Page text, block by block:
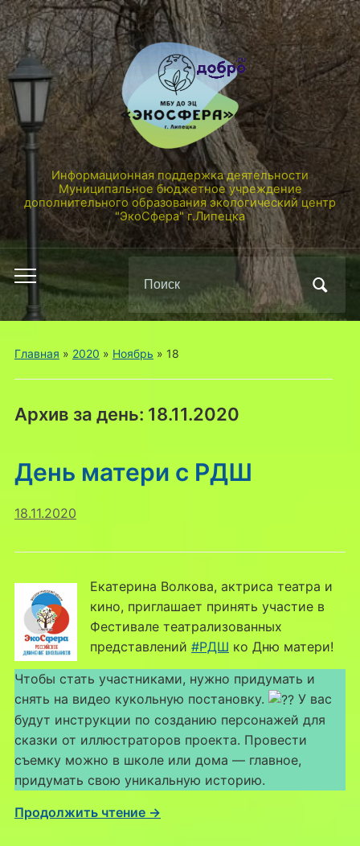
Информационная поддержка деятельности
Муниципальное бюджетное учреждение
дополнительного образования экологический центр
"ЭкоСфера" г.Липецка
Переключить
мобильное
меню
по:
Главная » 2020 » Ноябрь » 18
Архив за день: 18.11.2020
День матери с РДШ
18.11.2020
Екатерина Волкова, актриса театра и
кино, приглашает принять участие в
Фестивале театрализованных
представлений #РДШ ко Дню матери!
Чтобы стать участниками, нужно придумать и
снять на видео кукольную постановку.
У вас
будут инструкции по созданию персонажей для
сказки от иллюстраторов проекта. Провести
съемку можно в школе или дома — главное,
придумать свою уникальную историю.
Продолжить чтение →